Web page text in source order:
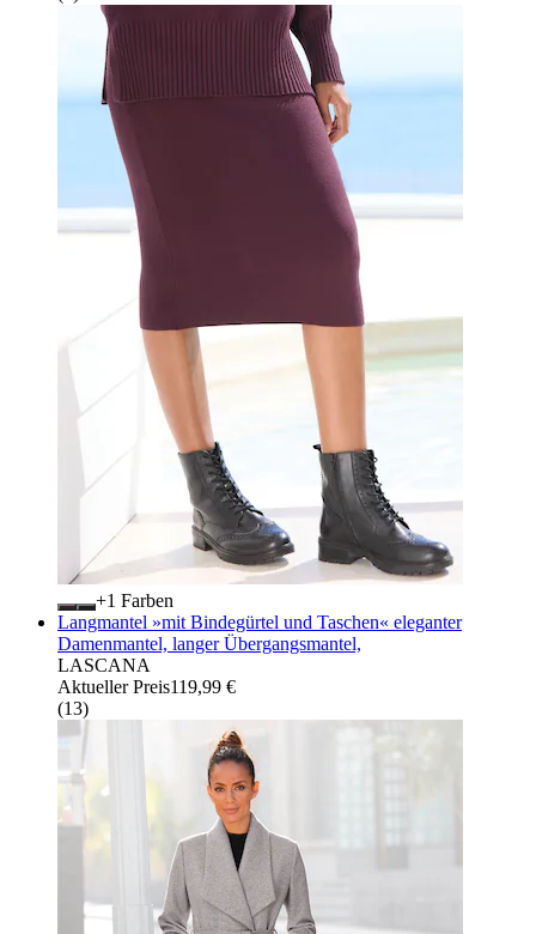
+
Farben
Langmantel »mit Bindegürtel und Taschen« eleganter
Damenmantel, langer Übergangsmantel,
LASCANA
Aktueller Preis119,99 €
(13)